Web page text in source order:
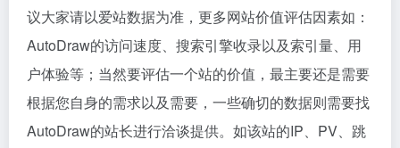
议大家请以爱站数据为准，更多网站价值评估因素如：
AutoDraw的访问速度、搜索引擎收录以及索引量、用
户体验等；当然要评估一个站的价值，最主要还是需要
根据您自身的需求以及需要，一些确切的数据则需要找
AutoDraw的站长进行洽谈提供。如该站的IP、PV、跳